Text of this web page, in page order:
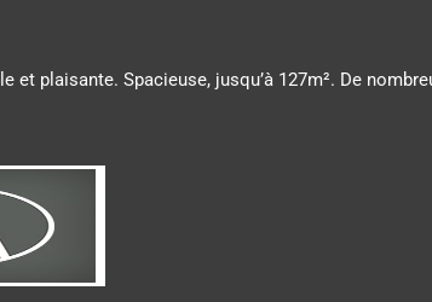
et plaisante. Spacieuse, jusqu’à 127m². De